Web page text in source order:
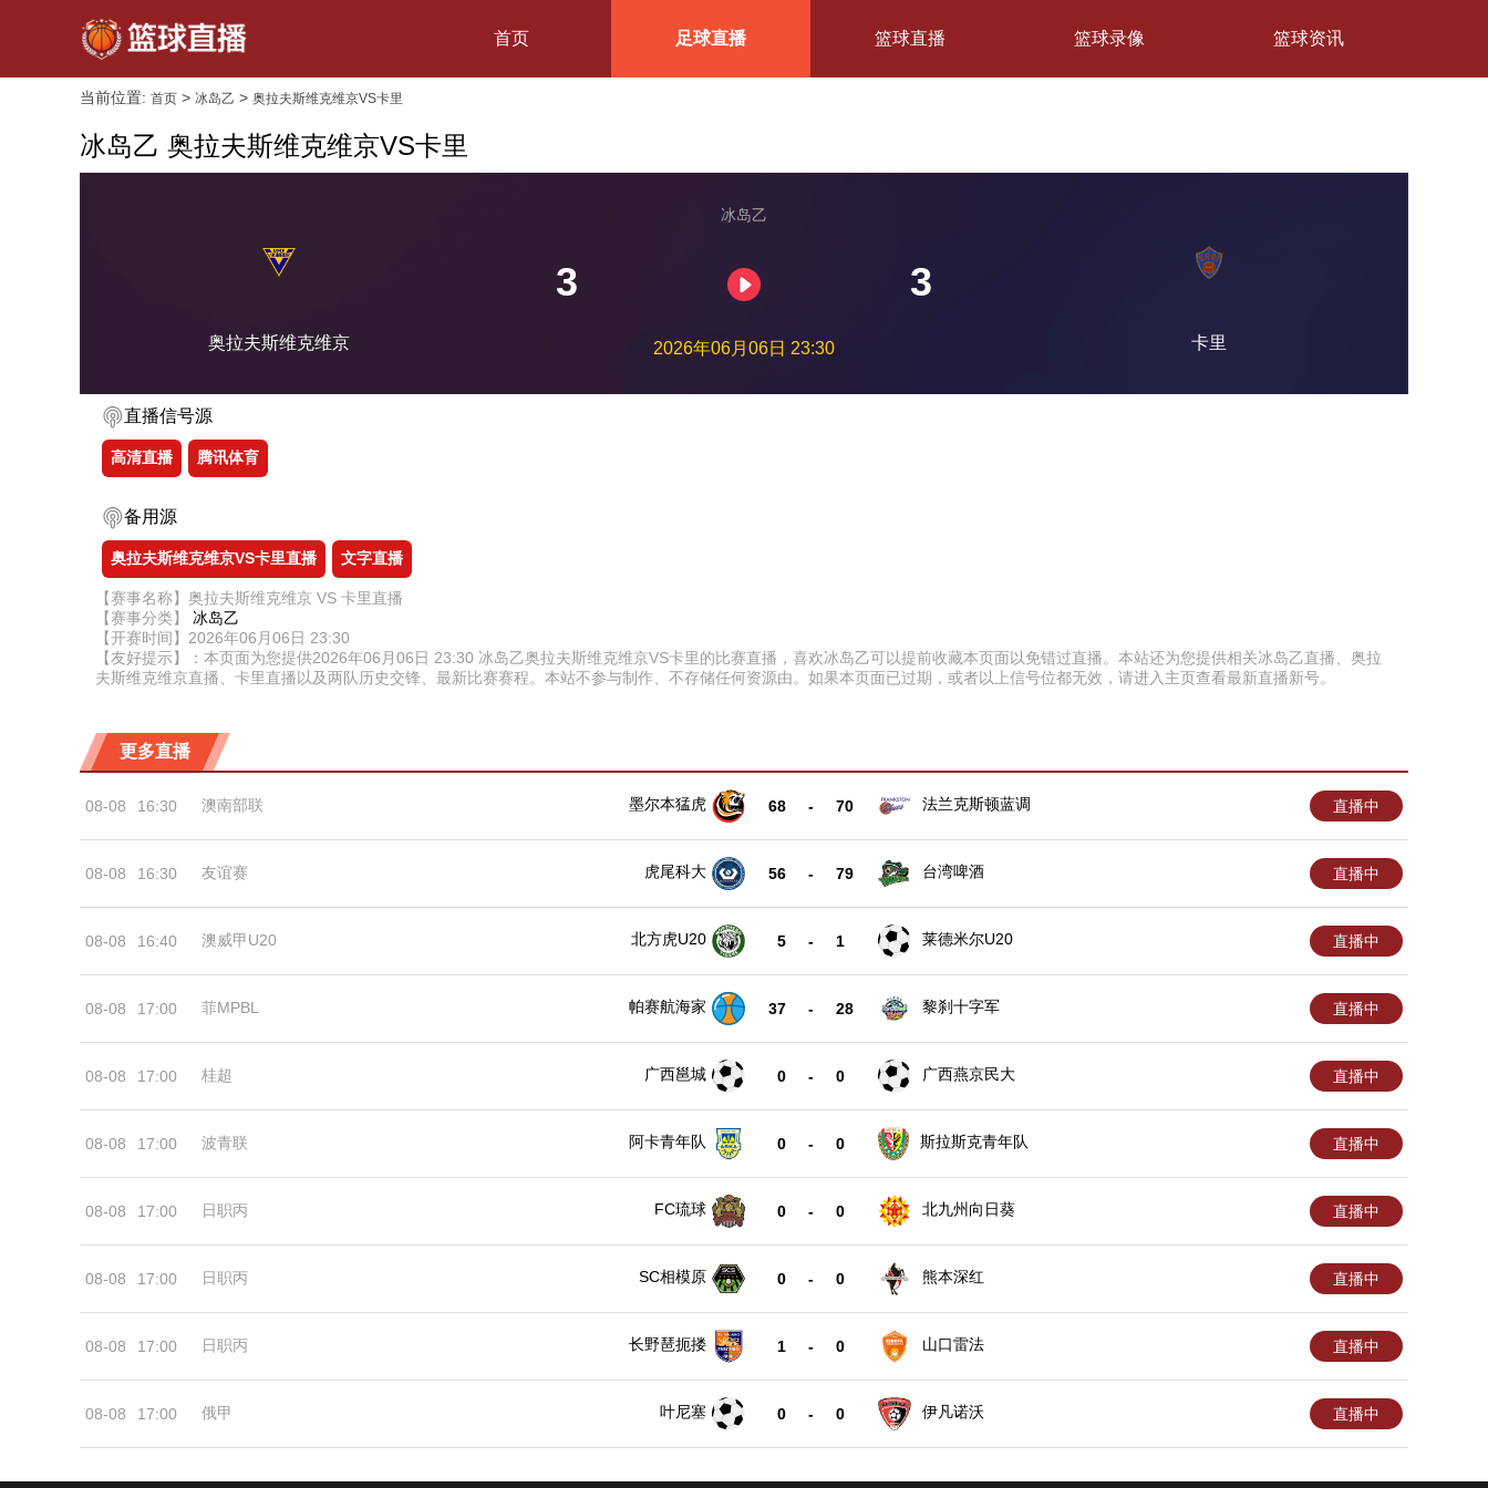
首页 足球直播 篮球直播 篮球录像 篮球资讯
当前位置: 首页 > 冰岛乙 > 奥拉夫斯维克维京VS卡里
冰岛乙 奥拉夫斯维克维京VS卡里
奥拉夫斯维克维京
冰岛乙
3 3
2026年06月06日 23:30 卡里
直播信号源
高清直播 腾讯体育
备用源
奥拉夫斯维克维京VS卡里直播 文字直播
【赛事名称】奥拉夫斯维克维京 VS 卡里直播
【赛事分类】 冰岛乙
【开赛时间】2026年06月06日 23:30
【友好提示】：本页面为您提供2026年06月06日 23:30 冰岛乙奥拉夫斯维克维京VS卡里的比赛直播，喜欢冰岛乙可以提前收藏本页面以免错过直播。本站还为您提供相关冰岛乙直播、奥拉
夫斯维克维京直播、卡里直播以及两队历史交锋、最新比赛赛程。本站不参与制作、不存储任何资源由。如果本页面已过期，或者以上信号位都无效，请进入主页查看最新直播新号。
更多直播
08-08 16:30 澳南部联 墨尔本猛虎 68 - 70 法兰克斯顿蓝调 直播中
08-08 16:30 友谊赛 虎尾科大 56 - 79 台湾啤酒 直播中
08-08 16:40 澳威甲U20 北方虎U20 5 - 1 莱德米尔U20 直播中
08-08 17:00 菲MPBL 帕赛航海家 37 - 28 黎刹十字军 直播中
08-08 17:00 桂超 广西邕城 0 - 0 广西燕京民大 直播中
08-08 17:00 波青联 阿卡青年队 0 - 0 斯拉斯克青年队 直播中
08-08 17:00 日职丙 FC琉球 0 - 0 北九州向日葵 直播中
08-08 17:00 日职丙 SC相模原 0 - 0 熊本深红 直播中
08-08 17:00 日职丙 长野琶扼搂 1 - 0 山口雷法 直播中
08-08 17:00 俄甲 叶尼塞 0 - 0 伊凡诺沃 直播中